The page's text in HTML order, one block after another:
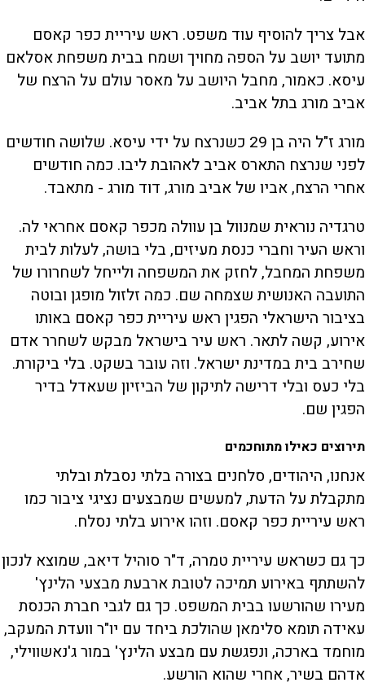
אבל צריך להוסיף עוד משפט. ראש עיריית כפר קאסם
מתועד יושב על הספה מחויך ושמח בבית משפחת אסלאם
עיסא. כאמור, מחבל היושב על מאסר עולם על הרצח של
אביב מורג בתל אביב.
מורג ז"ל היה בן 29 כשנרצח על ידי עיסא. שלושה חודשים
לפני שנרצח התארס אביב לאהובת ליבו. כמה חודשים
אחרי הרצח, אביו של אביב מורג, דוד מורג - מתאבד.
טרגדיה נוראית שמנוול בן עוולה מכפר קאסם אחראי לה.
וראש העיר וחברי כנסת מעיזים, בלי בושה, לעלות לבית
משפחת המחבל, לחזק את המשפחה ולייחל לשחרורו של
התועבה האנושית שצמחה שם. כמה זלזול מופגן ובוטה
בציבור הישראלי הפגין ראש עיריית כפר קאסם באותו
אירוע, קשה לתאר. ראש עיר בישראל מבקש לשחרר אדם
שחירב בית במדינת ישראל. וזה עובר בשקט. בלי ביקורת.
בלי כעס ובלי דרישה לתיקון של הביזיון שעאדל בדיר
הפגין שם.
תירוצים כאילו מתוחכמים
אנחנו, היהודים, סלחנים בצורה בלתי נסבלת ובלתי
מתקבלת על הדעת, למעשים שמבצעים נציגי ציבור כמו
ראש עיריית כפר קאסם. וזהו אירוע בלתי נסלח.
כך גם כשראש עיריית טמרה, ד"ר סוהיל דיאב, שמוצא לנכון
להשתתף באירוע תמיכה לטובת ארבעת מבצעי הלינץ'
מעירו שהורשעו בבית המשפט. כך גם לגבי חברת הכנסת
עאידה תומא סלימאן שהולכת ביחד עם יו"ר וועדת המעקב,
מוחמד בארכה, ונפגשת עם מבצע הלינץ' במור ג'נאשווילי,
אדהם בשיר, אחרי שהוא הורשע.